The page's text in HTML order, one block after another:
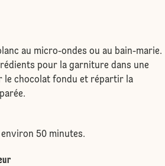
au micro-ondes ou au bain-marie.
pour la garniture dans une
le chocolat fondu et répartir la
environ 50 minutes.